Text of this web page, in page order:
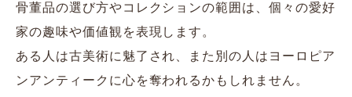
骨董品の選び方やコレクションの範囲は、個々の愛好
家の趣味や価値観を表現します。
ある人は古美術に魅了され、また別の人はヨーロピア
ンアンティークに心を奪われるかもしれません。